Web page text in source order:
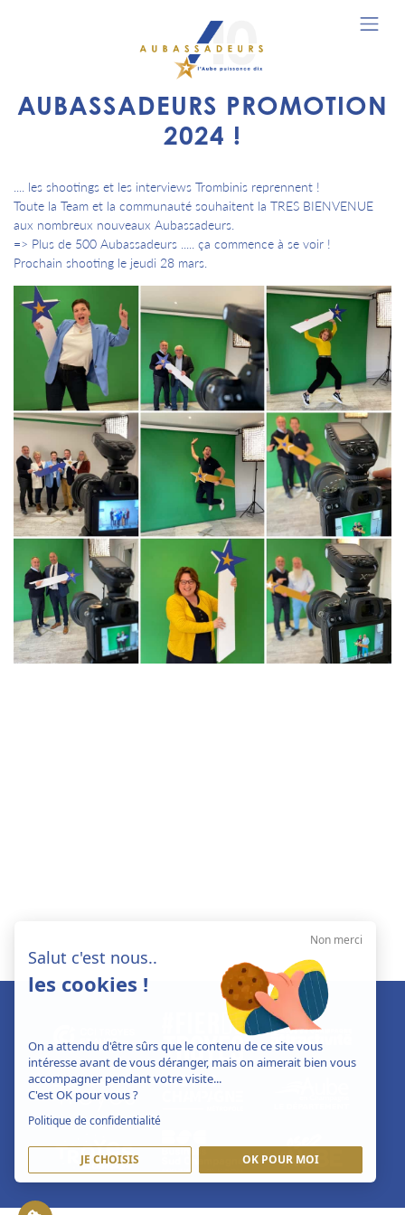
AUBASSADEURS PROMOTION
2024 !
.... les shootings et les interviews Trombinis reprennent !
Toute la Team et la communauté souhaitent la TRES BIENVENUE
aux nombreux nouveaux Aubassadeurs.
=> Plus de 500 Aubassadeurs ..... ça commence à se voir !
Prochain shooting le jeudi 28 mars.
Non merci
Salut c'est nous..
les cookies !
On a attendu d'être sûrs que le contenu de ce site vous
intéresse avant de vous déranger, mais on aimerait bien vous
accompagner pendant votre visite...
C'est OK pour vous ?
Politique de confidentialité
JE CHOISIS OK POUR MOI